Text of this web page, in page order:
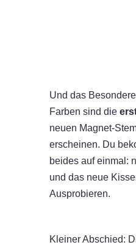
Und das
Farben sind die
neuen Magnet-
erscheinen. Du
beides auf einmal:
und das neue
Ausprobieren.
Kleiner Abschied: